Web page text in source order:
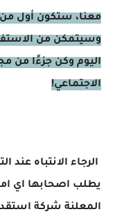
معنا، ستكون أول من
وسيتمكن من
اليوم وكن جزءًا من
الاجتماعي!
الرجاء الانتباه عند
يطلب اصحابها اي
المعلنة شركة